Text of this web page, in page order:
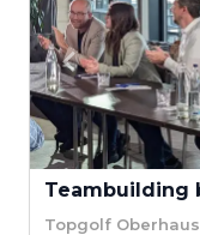
Teambuilding
Topgolf